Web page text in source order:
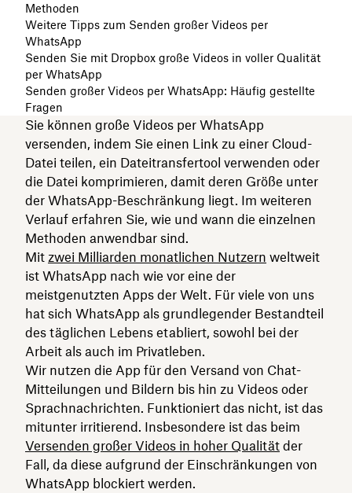
Methoden
Weitere Tipps zum Senden großer Videos per
WhatsApp
Senden Sie mit Dropbox große Videos in voller Qualität
per WhatsApp
Senden großer Videos per WhatsApp: Häufig gestellte
Fragen
Sie können große Videos per WhatsApp
versenden, indem Sie einen Link zu einer Cloud-
Datei teilen, ein Dateitransfertool verwenden oder
die Datei komprimieren, damit deren Größe unter
der WhatsApp-Beschränkung liegt. Im weiteren
Verlauf erfahren Sie, wie und wann die einzelnen
Methoden anwendbar sind.
Mit zwei Milliarden monatlichen Nutzern weltweit
ist WhatsApp nach wie vor eine der
meistgenutzten Apps der Welt. Für viele von uns
hat sich WhatsApp als grundlegender Bestandteil
des täglichen Lebens etabliert, sowohl bei der
Arbeit als auch im Privatleben.
Wir nutzen die App für den Versand von Chat-
Mitteilungen und Bildern bis hin zu Videos oder
Sprachnachrichten. Funktioniert das nicht, ist das
mitunter irritierend. Insbesondere ist das beim
Versenden großer Videos in hoher Qualität der
Fall, da diese aufgrund der Einschränkungen von
WhatsApp blockiert werden.